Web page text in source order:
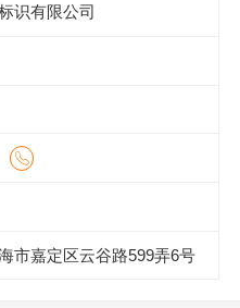
识有限公司
市嘉定区云谷路599弄6号